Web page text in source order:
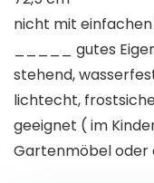
nicht mit
_____ gutes
stehend,
lichtecht,
geeignet ( im
Gartenmöbel oder